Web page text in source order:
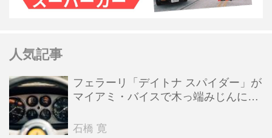
人気記事
フェラーリ「デイトナ スパイダー」が
マイアミ・バイスで木っ端みじんにな
石橋 寛